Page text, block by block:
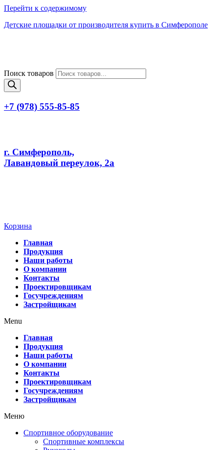
Перейти к содержимому
Детские площадки от производителя купить в Симферополе
Поиск товаров
+7 (978) 555-85-85
г. Симферополь,
Лавандовый переулок, 2а
Корзина
Главная
Продукция
Наши работы
О компании
Контакты
Проектировщикам
Госучреждениям
Застройщикам
Menu
Главная
Продукция
Наши работы
О компании
Контакты
Проектировщикам
Госучреждениям
Застройщикам
Меню
Спортивное оборудование
Спортивные комплексы